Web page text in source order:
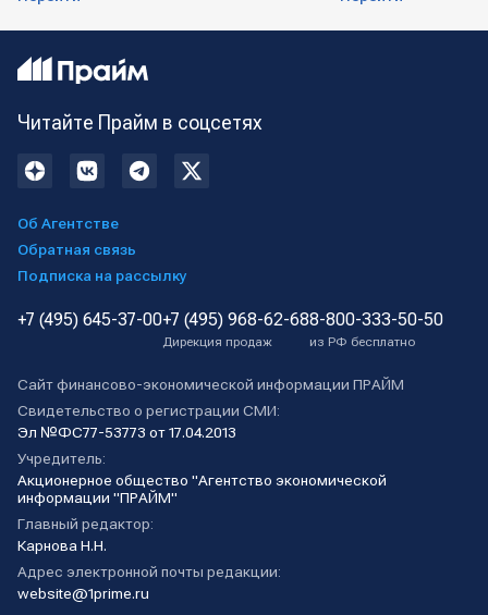
Читайте Прайм в соцсетях
Об Агентстве
Обратная связь
Подписка на рассылку
+7 (495) 645-37-00+7 (495) 968-62-68
Дирекция продаж
8-800-333-50-50
из РФ бесплатно
Сайт финансово-экономической информации ПРАЙМ
Свидетельство о регистрации СМИ:
Эл №ФС77-53773 от 17.04.2013
Учредитель:
Акционерное общество "Агентство экономической
информации "ПРАЙМ"
Главный редактор:
Карнова Н.Н.
Адрес электронной почты редакции:
website@1prime.ru